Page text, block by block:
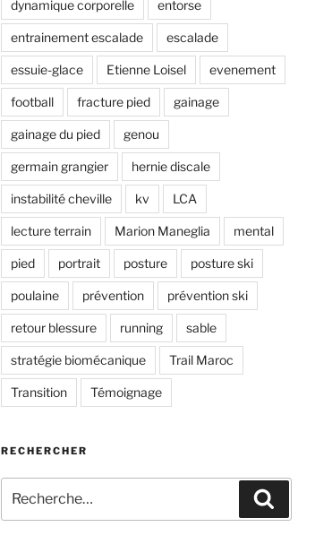
dynamique corporelle entorse
entrainement escalade escalade
essuie-glace Etienne Loisel evenement
football fracture pied gainage
gainage du pied genou
germain grangier hernie discale
instabilité cheville kv LCA
lecture terrain Marion Maneglia mental
pied portrait posture posture ski
poulaine prévention prévention ski
retour blessure running sable
stratégie biomécanique Trail Maroc
Transition Témoignage
RECHERCHER
pour
: